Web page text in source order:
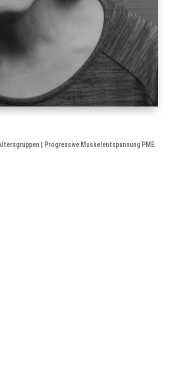
| Progressive Muskelentspannung PME